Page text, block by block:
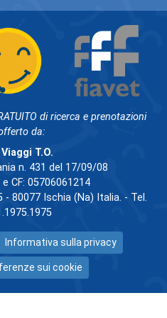
di ricerca e prenotazioni
da:
T.O.
n. 431 del 17/09/08
CF: 05706061214
- 80077 Ischia (Na) Italia. - Tel.
Informativa sulla privacy
sui cookie